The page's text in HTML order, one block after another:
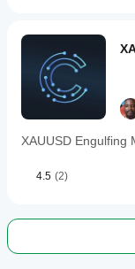
account
of
$1000
for
effective
position
Users
test
demo
live
XAUUSD Engulfing
4.5 (2)